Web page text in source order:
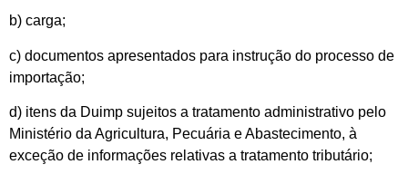
b) carga;
c) documentos apresentados para instrução do processo de
importação;
d) itens da Duimp sujeitos a tratamento administrativo pelo
Ministério da Agricultura, Pecuária e Abastecimento, à
exceção de informações relativas a tratamento tributário;